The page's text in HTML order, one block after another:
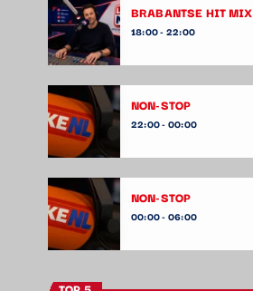
BRABANTSE HIT MIX
18:00 - 22:00
NON-STOP
22:00 - 00:00
NON-STOP
00:00 - 06:00